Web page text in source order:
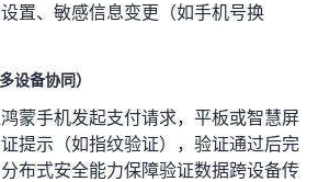
置、敏感信息变更（如手机号换
设备协同）
蒙手机发起支付请求，平板或智慧屏
提示（如指纹验证），验证通过后完
布式安全能力保障验证数据跨设备传